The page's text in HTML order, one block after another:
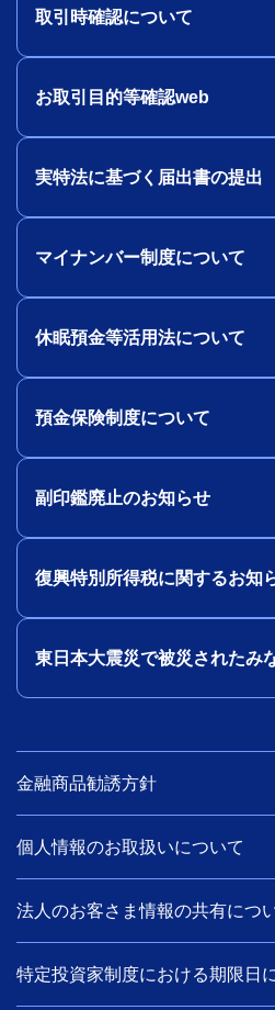
取引時確認について
お取引目的等確認web
実特法に基づく届出書の提出
マイナンバー制度について
休眠預金等活用法について
預金保険制度について
副印鑑廃止のお知らせ
復興特別所得税に関するお知
東日本大震災で被災されたみ
金融商品勧誘方針
個人情報のお取扱いについて
法人のお客さま情報の共有につ
特定投資家制度における期限日